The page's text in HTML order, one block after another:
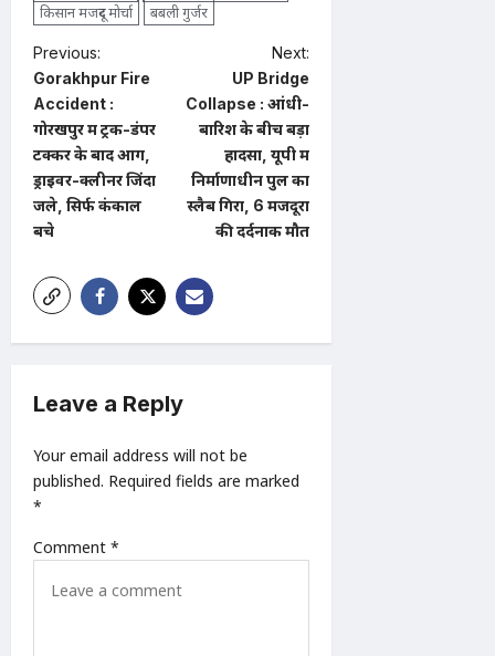
किसान मजदूर मोर्चा
बबली गुर्जर
P
o
s
t
n
a
i
t
o
n
Previous:
Gorakhpur Fire
Accident :
गोरखपुर में ट्रक-डंपर
टक्कर के बाद आग,
ड्राइवर-क्लीनर जिंदा
जले, सिर्फ कंकाल
बचे
Next:
UP Bridge
Collapse : आंधी-
बारिश के बीच बड़ा
हादसा, यूपी में
निर्माणाधीन पुल का
स्लैब गिरा, 6 मजदूरों
की दर्दनाक मौत
Leave a Reply
Your email address will not be
published. Required fields are marked
*
Comment *